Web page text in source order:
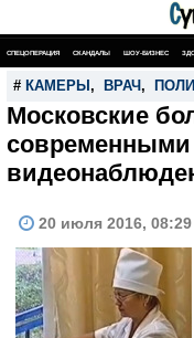
СПЕЦОПЕРАЦИЯ СКАНДАЛЫ ШОУ-БИЗНЕС
# КАМЕРЫ , ВРАЧ ,
Московские
современными
20 июля 2016, 08:29